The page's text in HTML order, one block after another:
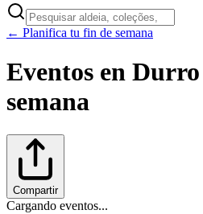
← Planifica tu fin de semana
Eventos en Durro
semana
Compartir
Cargando eventos...